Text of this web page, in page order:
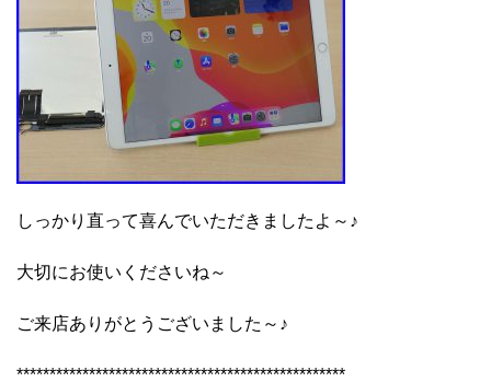
しっかり直って喜んでいただきましたよ～♪
大切にお使いくださいね～
ご来店ありがとうございました～♪
**************************************************